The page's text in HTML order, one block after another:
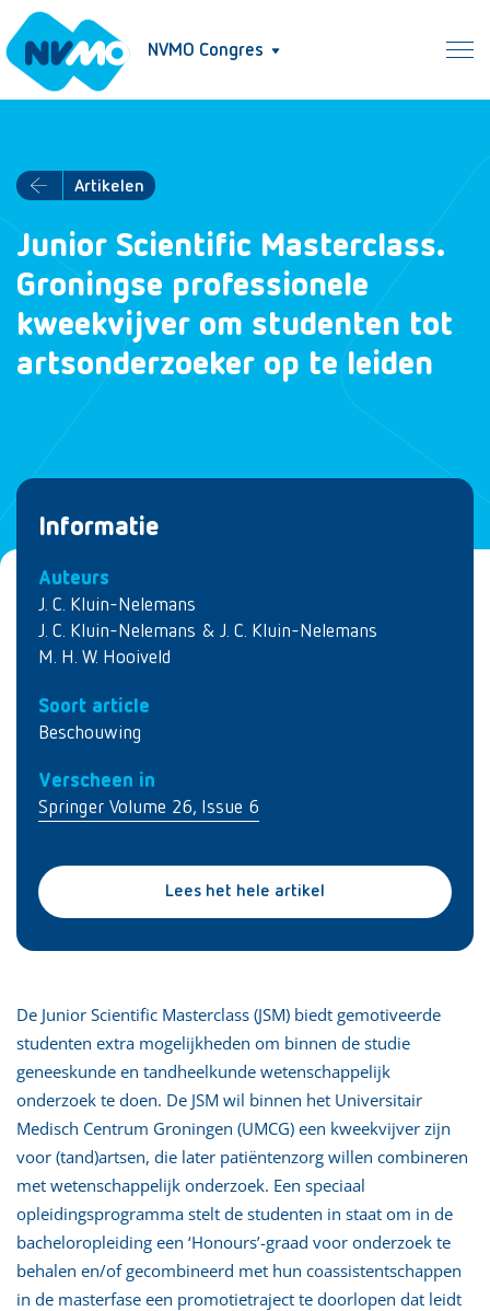
NVMO Congres
Artikelen
Junior Scientific Masterclass.
Groningse professionele
kweekvijver om studenten tot
artsonderzoeker op te leiden
Informatie
Auteurs
J. C. Kluin-Nelemans
J. C. Kluin-Nelemans & J. C. Kluin-Nelemans
M. H. W. Hooiveld
Soort article
Beschouwing
Verscheen in
Springer Volume 26, Issue 6
Lees het hele artikel
De Junior Scientific Masterclass (JSM) biedt gemotiveerde
studenten extra mogelijkheden om binnen de studie
geneeskunde en tandheelkunde wetenschappelijk
onderzoek te doen. De JSM wil binnen het Universitair
Medisch Centrum Groningen (UMCG) een kweekvijver zijn
voor (tand)artsen, die later patiëntenzorg willen combineren
met wetenschappelijk onderzoek. Een speciaal
opleidingsprogramma stelt de studenten in staat om in de
bacheloropleiding een ‘Honours’-graad voor onderzoek te
behalen en/of gecombineerd met hun coassistentschappen
in de masterfase een promotietraject te doorlopen dat leidt